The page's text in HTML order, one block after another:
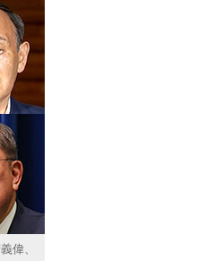
偉、